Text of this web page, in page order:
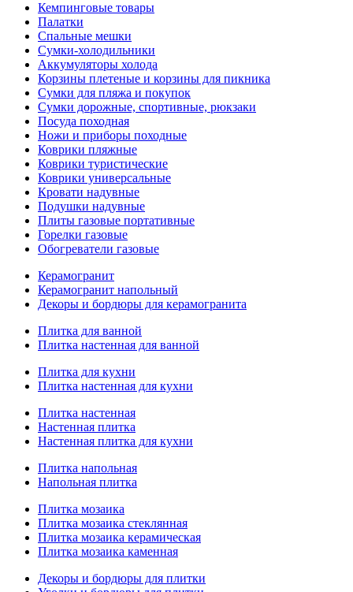
Кемпинговые товары
Палатки
Спальные мешки
Сумки-холодильники
Аккумуляторы холода
Корзины плетеные и корзины для пикника
Сумки для пляжа и покупок
Сумки дорожные, спортивные, рюкзаки
Посуда походная
Ножи и приборы походные
Коврики пляжные
Коврики туристические
Коврики универсальные
Кровати надувные
Подушки надувные
Плиты газовые портативные
Горелки газовые
Обогреватели газовые
Керамогранит
Керамогранит напольный
Декоры и бордюры для керамогранита
Плитка для ванной
Плитка настенная для ванной
Плитка для кухни
Плитка настенная для кухни
Плитка настенная
Настенная плитка
Настенная плитка для кухни
Плитка напольная
Напольная плитка
Плитка мозаика
Плитка мозаика стеклянная
Плитка мозаика керамическая
Плитка мозаика каменная
Декоры и бордюры для плитки